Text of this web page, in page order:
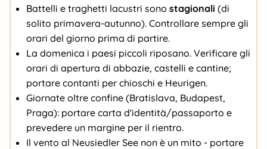
Battelli e traghetti lacustri sono stagionali (di
solito primavera-autunno). Controllare sempre gli
orari del giorno prima di partire.
La domenica i paesi piccoli riposano. Verificare gli
orari di apertura di abbazie, castelli e cantine;
portare contanti per chioschi e Heurigen.
Giornate oltre confine (Bratislava, Budapest,
Praga): portare carta d'identità/passaporto e
prevedere un margine per il rientro.
Il vento al Neusiedler See non è un mito - portare